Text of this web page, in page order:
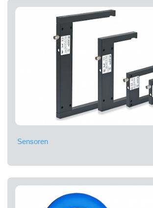
Sensoren